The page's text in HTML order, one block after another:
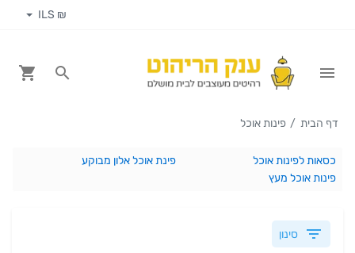
₪ ILS
דף הבית פינות אוכל
כסאות לפינות אוכל
פינת אוכל אלון מבוקע
פינות אוכל מעץ
סינון